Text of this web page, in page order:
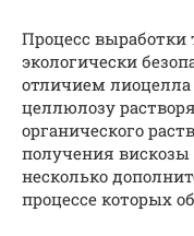
Процесс выработки
экологически
отличием лиоцелла
целлюлозу
органического
получения вискозы
несколько
процессе которых